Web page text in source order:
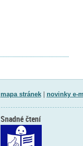
mapa stránek| novinky e-
Snadné čtení